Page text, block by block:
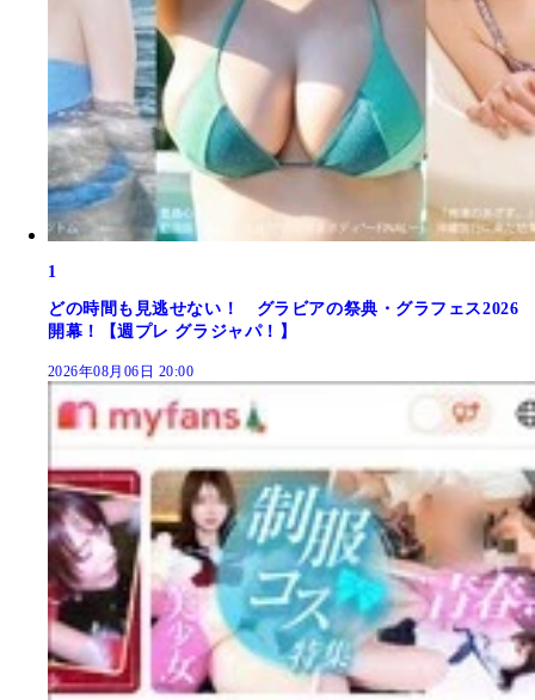
1
どの時間も見逃せない！ グラビアの祭典・グラフェス2026
開幕！【週プレ グラジャパ！】
2026年08月06日 20:00